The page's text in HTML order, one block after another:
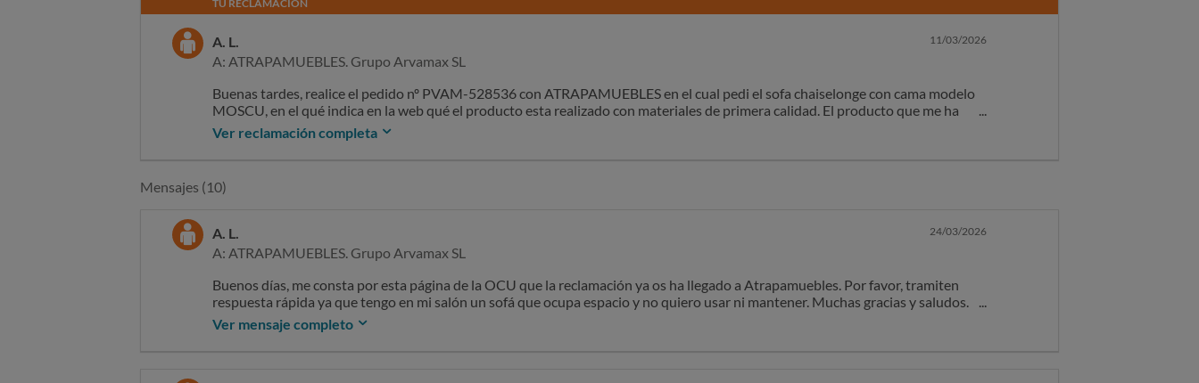
TU RECLAMACIÓN
A. L.
A: ATRAPAMUEBLES. Grupo Arvamax SL
11/03/2026
Buenas tardes, realice el pedido nº PVAM-528536 con ATRAPAMUEBLES en el cual pedi el sofa chaiselonge con cama modelo
MOSCU, en el qué indica en la web qué el producto esta realizado con materiales de primera calidad. El producto que me ha
llegado es de pésima calidad, suena al sentarse, es durísimo, para sacar la parte de sofa cama tienes que hacer malabares porque
esta mal ensamblado y la parte del chaiselonge con almacenaje lo subes y se desmonta todo al subirlo. Me pongo en contacto
que asumir yo mas de 100 euros de envío por un producto que no cumple con las indicaciones de calidad que indican en la web
de atrapamuebles.
Ver reclamación completa
Mensajes (10)
A. L.
A: ATRAPAMUEBLES. Grupo Arvamax SL
24/03/2026
Buenos días, me consta por esta página de la OCU que la reclamación ya os ha llegado a Atrapamuebles. Por favor, tramiten
respuesta rápida ya que tengo en mi salón un sofá que ocupa espacio y no quiero usar ni mantener. Muchas gracias y saludos.
Ver mensaje completo